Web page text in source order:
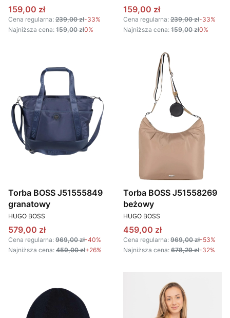
Cena promocyjna
159,00 zł
Cena regularna: 239,00 zł-33%
Najniższa cena: 159,00 zł0%
Cena promocyjna
159,00 zł
Cena regularna: 239,00 zł-33%
Najniższa cena: 159,00 zł0%
Torba BOSS J51555849
granatowy
PRODUCENT
HUGO BOSS
Cena promocyjna
579,00 zł
Cena regularna: 969,00 zł-40%
Najniższa cena: 459,00 zł+26%
Torba BOSS J51558269
beżowy
PRODUCENT
HUGO BOSS
Cena promocyjna
459,00 zł
Cena regularna: 969,00 zł-53%
Najniższa cena: 678,29 zł-32%